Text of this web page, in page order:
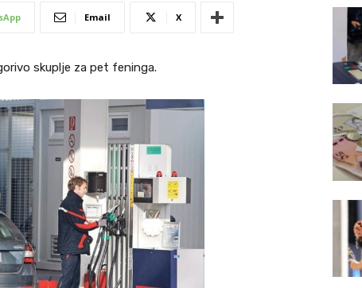
Email X
skuplje za pet feninga.